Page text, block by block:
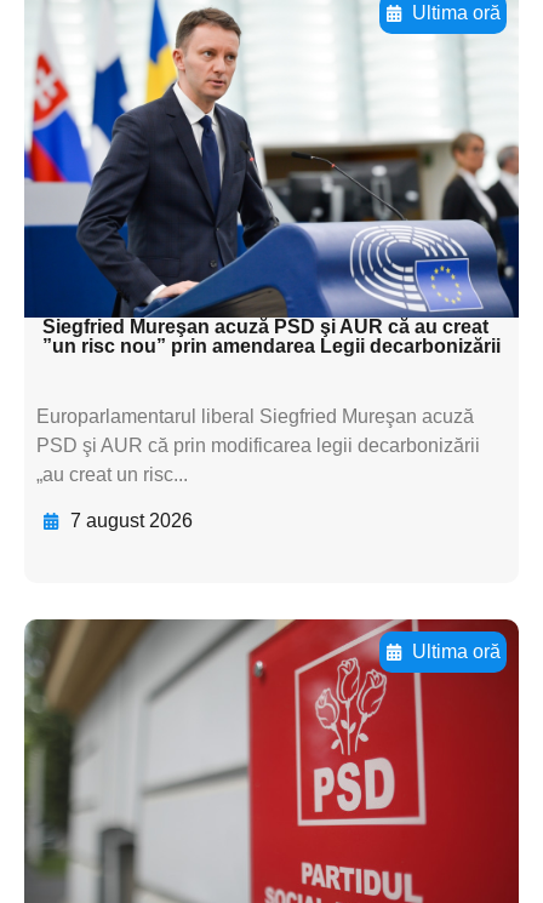
Ultima oră
Adaugă aici textul pentru
subtitluAdaugă aici
textul pentru
subtitluAdaugă aici
textul pentru
subtitluAdaugă aici
textul pentru subti
Siegfried Mureşan acuză PSD şi AUR că au creat
”un risc nou” prin amendarea Legii decarbonizării
Europarlamentarul liberal Siegfried Mureşan acuză
PSD şi AUR că prin modificarea legii decarbonizării
„au creat un risc...
7 august 2026
Ultima oră
Adaugă aici textul pentru
subtitluAdaugă aici
textul pentru
subtitluAdaugă aici
textul pentru
subtitluAdaugă aici